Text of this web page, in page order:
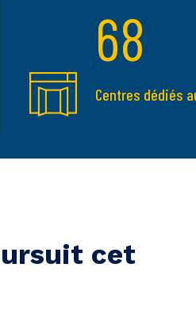
68
Centres dédiés
cet